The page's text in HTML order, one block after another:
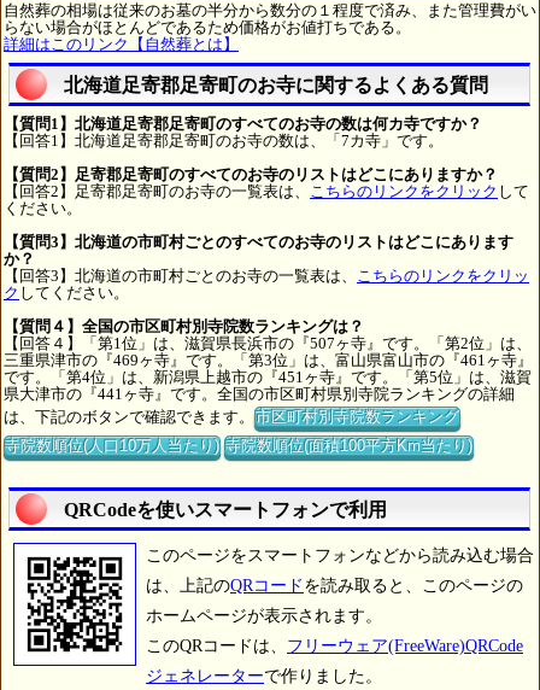
自然葬の相場は従来のお墓の半分から数分の１程度で済み、また管理費がい
らない場合がほとんどであるため価格がお値打ちである。
詳細はこのリンク【自然葬とは】
北海道足寄郡足寄町のお寺に関するよくある質問
【質問1】北海道足寄郡足寄町のすべてのお寺の数は何カ寺ですか？
【回答1】北海道足寄郡足寄町のお寺の数は、「7カ寺」です。
【質問2】足寄郡足寄町のすべてのお寺のリストはどこにありますか？
【回答2】足寄郡足寄町のお寺の一覧表は、 こちらのリンクをクリック して
ください。
【質問3】北海道の市町村ごとのすべてのお寺のリストはどこにあります
か？
【回答3】北海道の市町村ごとのお寺の一覧表は、 こちらのリンクをクリッ
ク してください。
【質問４】全国の市区町村別寺院数ランキングは？
【回答４】「第1位」は、滋賀県長浜市の『507ヶ寺』です。「第2位」は、
三重県津市の『469ヶ寺』です。「第3位」は、富山県富山市の『461ヶ寺』
です。「第4位」は、新潟県上越市の『451ヶ寺』です。「第5位」は、滋賀
県大津市の『441ヶ寺』です。全国の市区町村県別寺院ランキングの詳細
は、下記のボタンで確認できます。市区町村別寺院数ランキング
寺院数順位(人口10万人当たり) 寺院数順位(面積100平方Km当たり)
QRCodeを使いスマートフォンで利用
このページをスマートフォンなどから読み込む場合
は、上記のQRコード を読み取ると、このページの
ホームページが表示されます。
このQRコードは、 フリーウェア(FreeWare)QRCode
ジェネレーターで作りました。